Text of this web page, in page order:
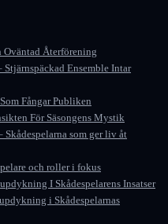
Återförening
Ensemble Intar
Fångar Publiken
För Säsongens Mystik
som ger liv åt
och roller i fokus
I Skådespelarens Insatser
i Skådespelarnas